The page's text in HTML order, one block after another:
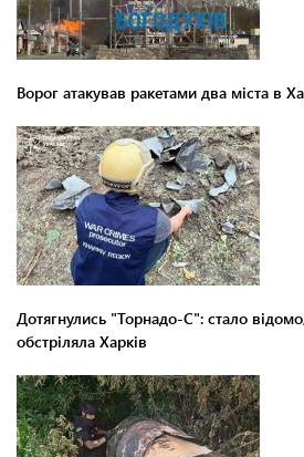
Ворог атакував ракетами два міста в
Дотягнулись "Торнадо-С": стало
обстріляла Харків